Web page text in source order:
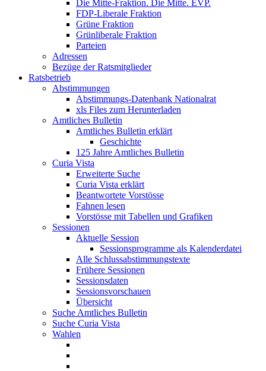
Die Mitte-Fraktion. Die Mitte. EVP.
FDP-Liberale Fraktion
Grüne Fraktion
Grünliberale Fraktion
Parteien
Adressen
Bezüge der Ratsmitglieder
Ratsbetrieb
Abstimmungen
Abstimmungs-Datenbank Nationalrat
xls Files zum Herunterladen
Amtliches Bulletin
Amtliches Bulletin erklärt
Geschichte
125 Jahre Amtliches Bulletin
Curia Vista
Erweiterte Suche
Curia Vista erklärt
Beantwortete Vorstösse
Fahnen lesen
Vorstösse mit Tabellen und Grafiken
Sessionen
Aktuelle Session
Sessionsprogramme als Kalenderdatei
Alle Schlussabstimmungstexte
Frühere Sessionen
Sessionsdaten
Sessionsvorschauen
Übersicht
Suche Amtliches Bulletin
Suche Curia Vista
Wahlen